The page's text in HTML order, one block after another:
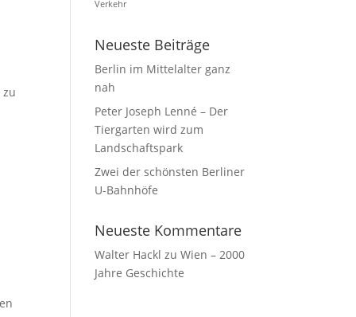
Verkehr
Neueste Beiträge
Berlin im Mittelalter ganz
nah
Peter Joseph Lenné – Der
Tiergarten wird zum
Landschaftspark
Zwei der schönsten Berliner
U-Bahnhöfe
Neueste Kommentare
Walter Hackl zuWien – 2000
Jahre Geschichte